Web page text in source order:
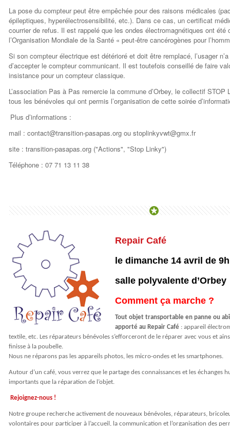
La pose du compteur peut être empêchée pour des raisons médicales
épileptiques, hyperélectrosensibilité, etc.). Dans ce cas, un certificat
courrier de refus. Il est rappelé que les ondes électromagnétiques ont été
l’Organisation Mondiale de la Santé « peut-être cancérogènes pour
Si son compteur électrique est détérioré et doit être remplacé, l’usager
d’accepter le compteur communicant. Il est toutefois conseillé de faire
insistance pour un compteur classique.
L’association Pas à Pas remercie la commune d’Orbey, le collectif STOP
tous les bénévoles qui ont permis l’organisation de cette soirée
Plus d’informations :
mail : contact@transition-pasapas.org ou stoplinkyvwt@gmx.fr
site : transition-pasapas.org ("Actions", "Stop Linky")
Téléphone : 07 71 13 11 38
Repair Café
le dimanche 14 avril de
salle polyvalente d’Orbey
Comment ça marche ?
Tout objet transportable en panne ou
apporté au Repair Café : appareil
textile, etc. Les réparateurs bénévoles s’efforceront de le réparer avec vous et
finisse à la poubelle.
Nous ne réparons pas les appareils photos, les micro-ondes et les smartphones.
Autour d’un café, vous verrez que le partage des connaissances et les échanges
importants que la réparation de l’objet.
Rejoignez-nous !
Notre groupe recherche activement de nouveaux bénévoles, réparateurs,
volontaires pour participer à l’accueil, la communication et l’organisation des